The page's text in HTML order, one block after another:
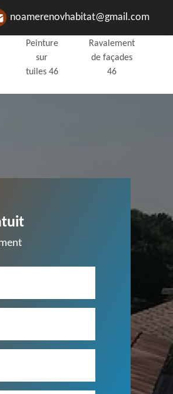
noamerenovhabitat@gmail.com
Peinture
sur
tuiles 46
Ravalement
de façades
46